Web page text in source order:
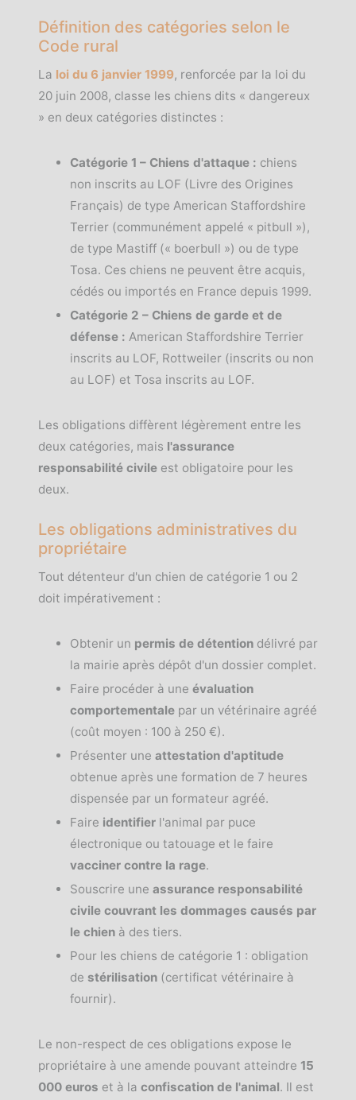
Définition des catégories selon le
Code rural
La loi du 6 janvier 1999, renforcée par la loi du
20 juin 2008, classe les chiens dits « dangereux
» en deux catégories distinctes :
Catégorie 1 – Chiens d'attaque : chiens
non inscrits au LOF (Livre des Origines
Français) de type American Staffordshire
Terrier (communément appelé « pitbull »),
de type Mastiff (« boerbull ») ou de type
Tosa. Ces chiens ne peuvent être acquis,
cédés ou importés en France depuis 1999.
Catégorie 2 – Chiens de garde et de
défense : American Staffordshire Terrier
inscrits au LOF, Rottweiler (inscrits ou non
au LOF) et Tosa inscrits au LOF.
Les obligations diffèrent légèrement entre les
deux catégories, mais l'assurance
responsabilité civile est obligatoire pour les
deux.
Les obligations administratives du
propriétaire
Tout détenteur d'un chien de catégorie 1 ou 2
doit impérativement :
Obtenir un permis de détention délivré par
la mairie après dépôt d'un dossier complet.
Faire procéder à une évaluation
comportementale par un vétérinaire agréé
(coût moyen : 100 à 250 €).
Présenter une attestation d'aptitude
obtenue après une formation de 7 heures
dispensée par un formateur agréé.
Faire identifier l'animal par puce
électronique ou tatouage et le faire
vacciner contre la rage.
Souscrire une assurance responsabilité
civile couvrant les dommages causés par
le chien à des tiers.
Pour les chiens de catégorie 1 : obligation
de stérilisation (certificat vétérinaire à
fournir).
Le non-respect de ces obligations expose le
propriétaire à une amende pouvant atteindre 15
000 euros et à la confiscation de l'animal. Il est